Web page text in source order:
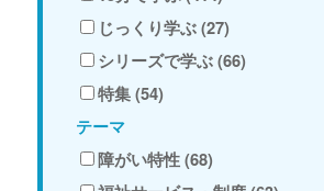
じっくり学ぶ (27)
シリーズで学ぶ (66)
特集 (54)
テーマ
障がい特性 (68)